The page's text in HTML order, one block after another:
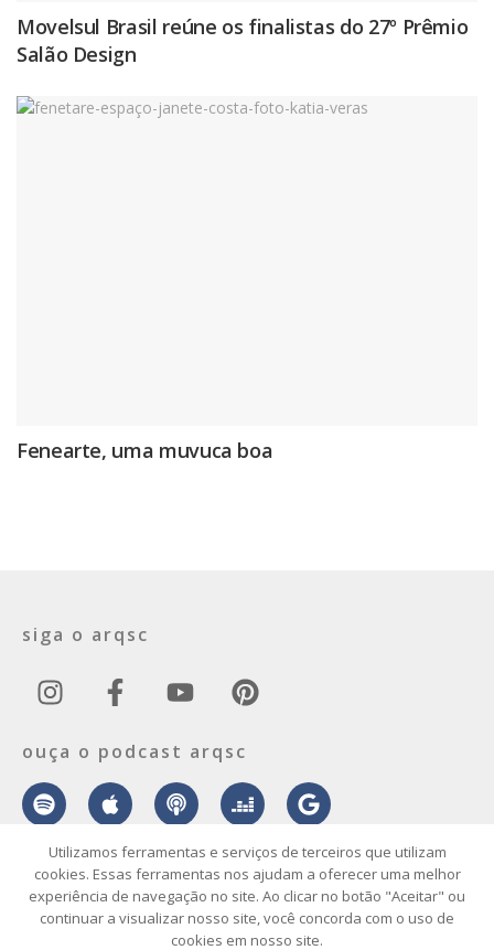
Movelsul Brasil reúne os finalistas do 27º Prêmio
Salão Design
Fenearte, uma muvuca boa
siga o arqsc
ouça o podcast arqsc
sobre contato envie seu projeto publicidade vídeo podcast
Utilizamos ferramentas e serviços de terceiros que utilizam
cookies. Essas ferramentas nos ajudam a oferecer uma melhor
experiência de navegação no site. Ao clicar no botão "Aceitar" ou
continuar a visualizar nosso site, você concorda com o uso de
cookies em nosso site.